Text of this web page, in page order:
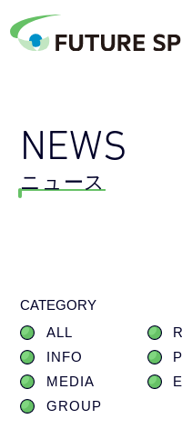
NEWS
ニュース
CATEGORY
ALL
INFO
MEDIA
GROUP